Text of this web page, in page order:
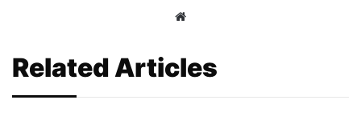
Website
Related Articles